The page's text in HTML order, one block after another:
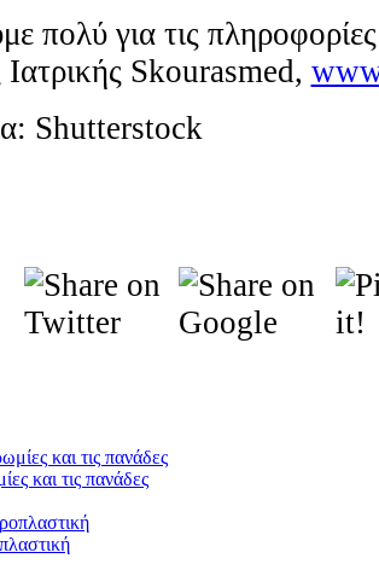
πολύ για τις
Ιατρικής Skourasmed,
Shutterstock
και τις πανάδες